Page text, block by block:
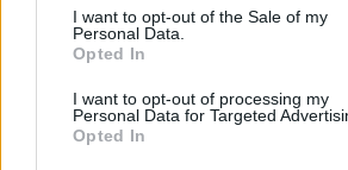
consent section.
I want to opt-out of the Sale of my
Personal Data.
Opted In
I want to opt-out of processing my
Personal Data for Targeted
Opted In
Paolo Pinna
Martina Agostina Diturco